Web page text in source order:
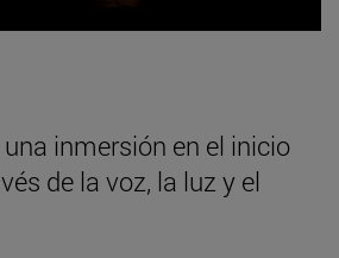
inmersión en el inicio
de la voz, la luz y el